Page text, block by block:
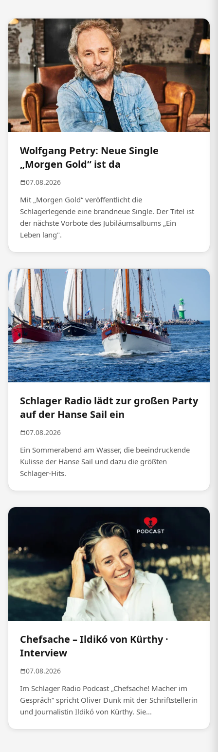
Wolfgang Petry: Neue Single
„Morgen Gold“ ist da
07.08.2026
Mit „Morgen Gold“ veröffentlicht die
Schlagerlegende eine brandneue Single. Der Titel ist
der nächste Vorbote des Jubiläumsalbums „Ein
Leben lang".
Schlager Radio lädt zur großen Party
auf der Hanse Sail ein
07.08.2026
Ein Sommerabend am Wasser, die beeindruckende
Kulisse der Hanse Sail und dazu die größten
Schlager-Hits.
Chefsache – Ildikó von Kürthy ·
Interview
07.08.2026
Im Schlager Radio Podcast „Chefsache! Macher im
Gespräch“ spricht Oliver Dunk mit der Schriftstellerin
und Journalistin Ildikó von Kürthy. Sie...